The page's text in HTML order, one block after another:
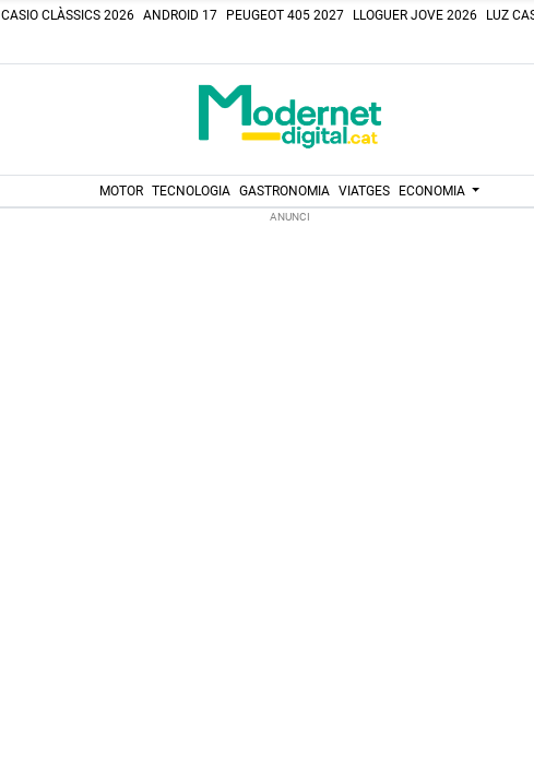
CASIO CLÀSSICS 2026 ANDROID 17 PEUGEOT 405 2027 LLOGUER JOVE 2026 LUZ
MOTOR TECNOLOGIA GASTRONOMIA VIATGES ECONOMIA